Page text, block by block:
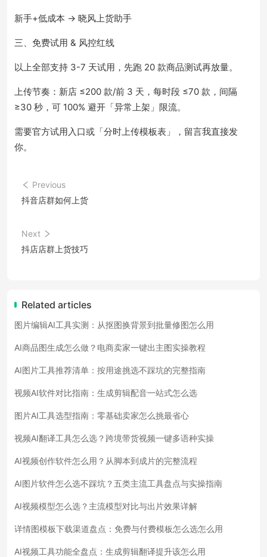
新手+低成本 → 晓风上货助手
三、免费试用 & 风控红线
以上全部支持 3-7 天试用，先跑 20 款商品测试再放量。
上传节奏：新店 ≤200 款/前 3 天，每时段 ≤70 款，间隔
≥30 秒，可 100% 避开「异常上架」限流。
需要官方试用入口或「分时上传模板表」，留言我直接发
你。
Previous
抖音店群如何上货
Next
抖店店群上货技巧
Related articles
图片编辑AI工具实测：从抠图换背景到批量修图怎么用
AI商品图生成怎么做？电商卖家一键出主图实操教程
AI图片工具推荐清单：按用途挑选不踩坑的完整指南
视频AI软件对比指南：生成剪辑配音一站式怎么选
图片AI工具选型指南：零基础卖家怎么挑最省心
视频AI翻译工具怎么选？跨境带货视频一键多语种实操
AI视频创作软件怎么用？从脚本到成片的完整流程
AI图片软件怎么选不踩坑？五类主流工具盘点与实操指南
AI视频模型怎么选？主流模型对比与出片效果详解
详情图模板下载渠道盘点：免费与付费模板怎么选怎么用
AI视频工具功能全盘点：生成剪辑翻译提升该怎么用